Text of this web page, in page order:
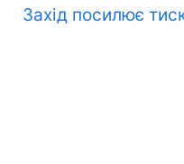
Захід посилює